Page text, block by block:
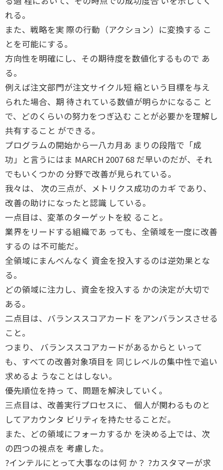
れる。
また、戦略を実 際の行動（アクション）に変換する こ
とを可能にする。
方向性を明確にし、その期待度を数値化するもので あ
る。
例えば注文部門が注文サイクル短 縮という目標を与え
られた場合、期 待されている数値が明らかになるこ と
で、どのくらいの努力をつぎ込む ことが必要かを理解し
共有すること ができる。
プログラムの開始から一八カ月あ まりの段階で「成
功」と言うにはま MARCH 2007 68 だ早いのだが、それ
でもいくつかの 分野で改善が見られている。
我々は、 次の三点が、メトリクス成功のカギ であり、
改善の助けになったと認識 している。
一点目は、変革のターゲットを絞 ること。
業界をリードする組織であ っても、全領域を一度に改善
するの は不可能だ。
全領域にまんべんなく 資金を投入するのは逆効果とな
る。
どの領域に注力し、資金を投入する かの決定が大切で
ある。
二点目は、バランススコアカード をアンバランスさせる
こと。
つまり、 バランススコアカードがあるからと いって
も、すべての改善対象項目を 同じレベルの集中性で追い
求めるよ うなことはしない。
優先順位を持っ て、問題を解決していく。
三点目は、改善実行プロセスに、 個人が関わるものと
してアカウンタ ビリティを持たせることだ。
また、どの領域にフォーカするか を決める上では、次
の四つの視点を 考慮した。
?インテルにとって大事なのは何 か？ ?カスタマーが求